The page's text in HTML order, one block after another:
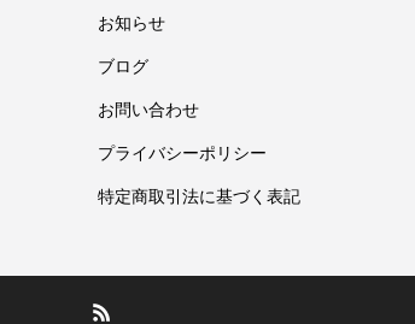
お知らせ
ブログ
お問い合わせ
プライバシーポリシー
特定商取引法に基づく表記